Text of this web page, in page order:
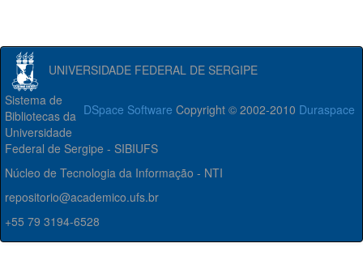
UNIVERSIDADE FEDERAL DE SERGIPE
DSpace Software Copyright © 2002-2010 Duraspace
Sistema de
Bibliotecas da
Universidade
Federal de Sergipe - SIBIUFS
Núcleo de Tecnologia da Informação - NTI
repositorio@academico.ufs.br
+55 79 3194-6528